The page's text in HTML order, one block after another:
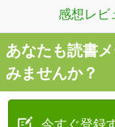
感想レビ
あなたも読書
みませんか？
今すぐ登録